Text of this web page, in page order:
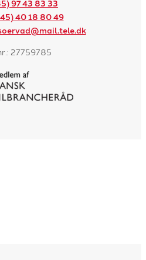
97 43 83 33
40 18 80 49
27759785